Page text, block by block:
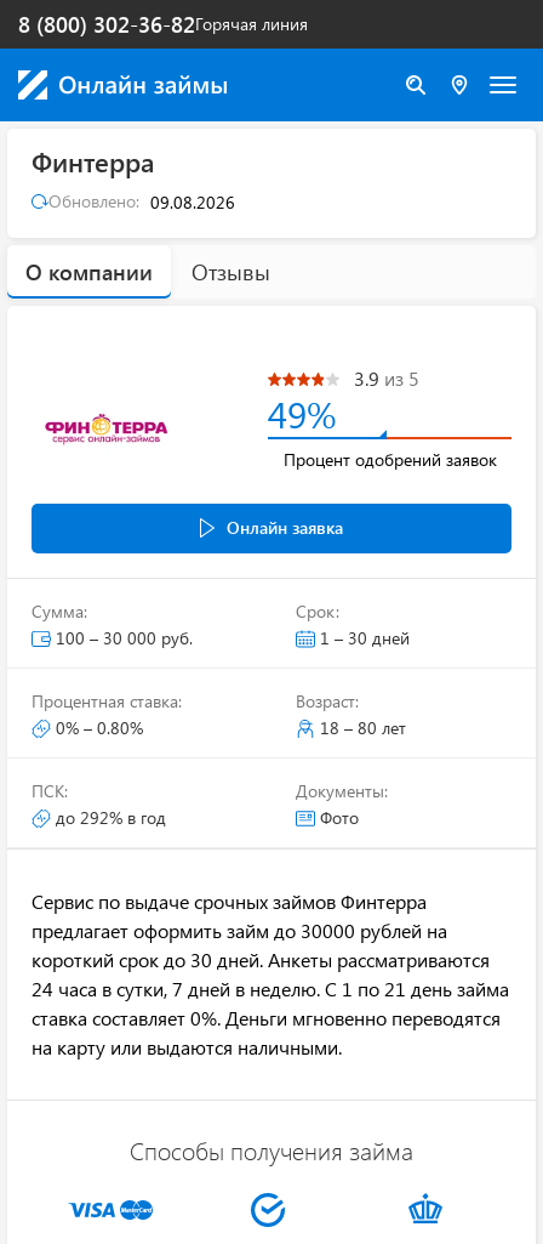
Горячая линия
8 (800) 302-36-82
Финтерра
Обновлено: 09.08.2026
О компании Отзывы
3.9 из 5
49%
Процент одобрений заявок
Онлайн заявка
Сумма:
100 – 30 000 руб.
Срок:
1 – 30 дней
Процентная ставка:
0% – 0.80%
Возраст:
18 – 80 лет
ПСК:
до 292% в год
Документы:
Фото
Сервис по выдаче срочных займов Финтерра
предлагает оформить займ до 30000 рублей на
короткий срок до 30 дней. Анкеты рассматриваются
24 часа в сутки, 7 дней в неделю. С 1 по 21 день займа
ставка составляет 0%. Деньги мгновенно переводятся
на карту или выдаются наличными.
Способы получения займа